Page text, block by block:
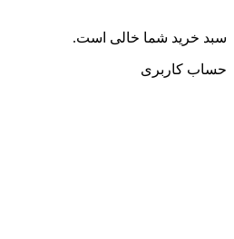
سبد خرید شما خالی است.
حساب کاربری